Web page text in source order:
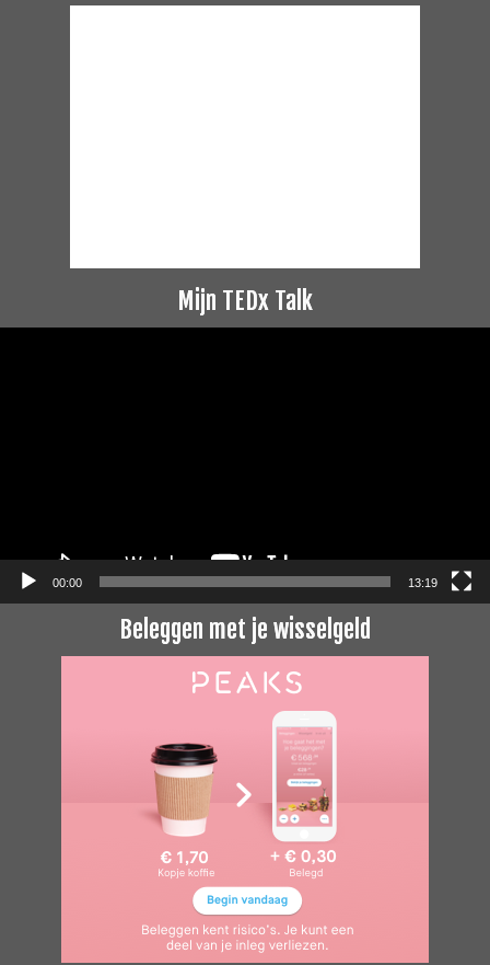
Mijn TEDx Talk
00:00 13:19
Beleggen met je wisselgeld